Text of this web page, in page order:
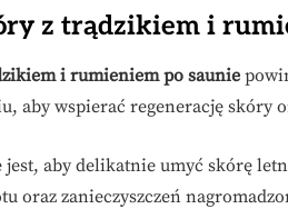
z trądzikiem i
i rumieniem po saunie
aby wspierać regenerację skóry
jest, aby delikatnie umyć skórę
oraz zanieczyszczeń